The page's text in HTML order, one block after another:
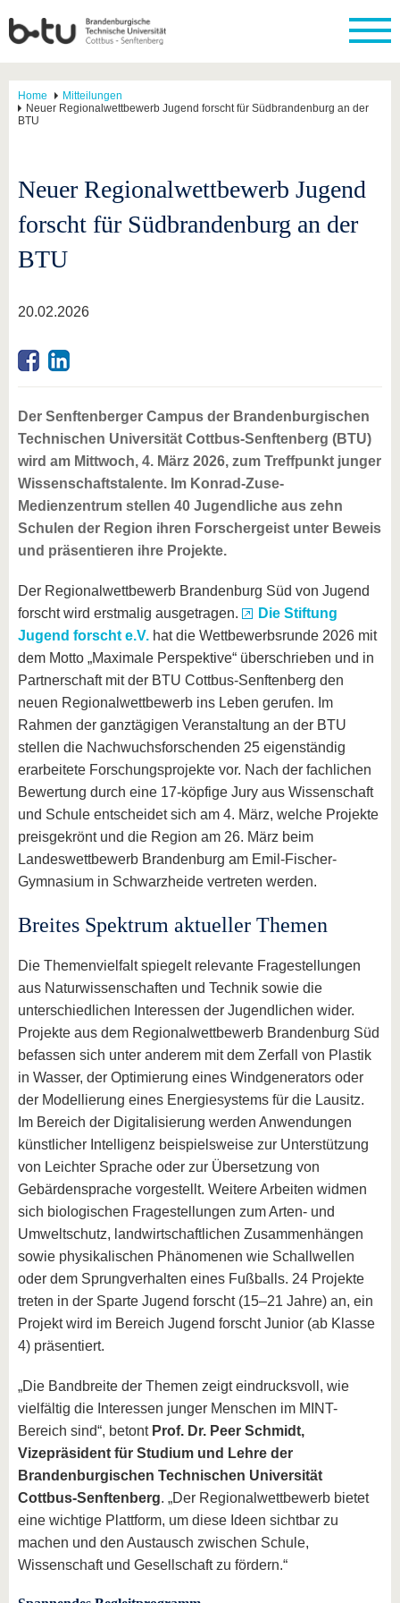
Home
Mitteilungen
Neuer Regionalwettbewerb Jugend forscht für Südbrandenburg an der
BTU
Neuer Regionalwettbewerb Jugend
forscht für Südbrandenburg an der
BTU
20.02.2026
Der Senftenberger Campus der Brandenburgischen
Technischen Universität Cottbus-Senftenberg (BTU)
wird am Mittwoch, 4. März 2026, zum Treffpunkt junger
Wissenschaftstalente. Im Konrad-Zuse-
Medienzentrum stellen 40 Jugendliche aus zehn
Schulen der Region ihren Forschergeist unter Beweis
und präsentieren ihre Projekte.
Der Regionalwettbewerb Brandenburg Süd von Jugend
forscht wird erstmalig ausgetragen.
Die Stiftung
Jugend forscht e.V. hat die Wettbewerbsrunde 2026 mit
dem Motto „Maximale Perspektive“ überschrieben und in
Partnerschaft mit der BTU Cottbus-Senftenberg den
neuen Regionalwettbewerb ins Leben gerufen. Im
Rahmen der ganztägigen Veranstaltung an der BTU
stellen die Nachwuchsforschenden 25 eigenständig
erarbeitete Forschungsprojekte vor. Nach der fachlichen
Bewertung durch eine 17-köpfige Jury aus Wissenschaft
und Schule entscheidet sich am 4. März, welche Projekte
preisgekrönt und die Region am 26. März beim
Landeswettbewerb Brandenburg am Emil-Fischer-
Gymnasium in Schwarzheide vertreten werden.
Breites Spektrum aktueller Themen
Die Themenvielfalt spiegelt relevante Fragestellungen
aus Naturwissenschaften und Technik sowie die
unterschiedlichen Interessen der Jugendlichen wider.
Projekte aus dem Regionalwettbewerb Brandenburg Süd
befassen sich unter anderem mit dem Zerfall von Plastik
in Wasser, der Optimierung eines Windgenerators oder
der Modellierung eines Energiesystems für die Lausitz.
Im Bereich der Digitalisierung werden Anwendungen
künstlicher Intelligenz beispielsweise zur Unterstützung
von Leichter Sprache oder zur Übersetzung von
Gebärdensprache vorgestellt. Weitere Arbeiten widmen
sich biologischen Fragestellungen zum Arten- und
Umweltschutz, landwirtschaftlichen Zusammenhängen
sowie physikalischen Phänomenen wie Schallwellen
oder dem Sprungverhalten eines Fußballs. 24 Projekte
treten in der Sparte Jugend forscht (15–21 Jahre) an, ein
Projekt wird im Bereich Jugend forscht Junior (ab Klasse
4) präsentiert.
„Die Bandbreite der Themen zeigt eindrucksvoll, wie
vielfältig die Interessen junger Menschen im MINT-
Bereich sind“, betont Prof. Dr. Peer Schmidt,
Vizepräsident für Studium und Lehre der
Brandenburgischen Technischen Universität
Cottbus-Senftenberg. „Der Regionalwettbewerb bietet
eine wichtige Plattform, um diese Ideen sichtbar zu
machen und den Austausch zwischen Schule,
Wissenschaft und Gesellschaft zu fördern.“